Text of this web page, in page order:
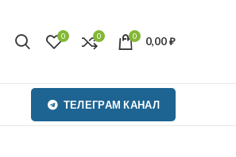
0 0 0 0,00₽
ТЕЛЕГРАМ КАНАЛ